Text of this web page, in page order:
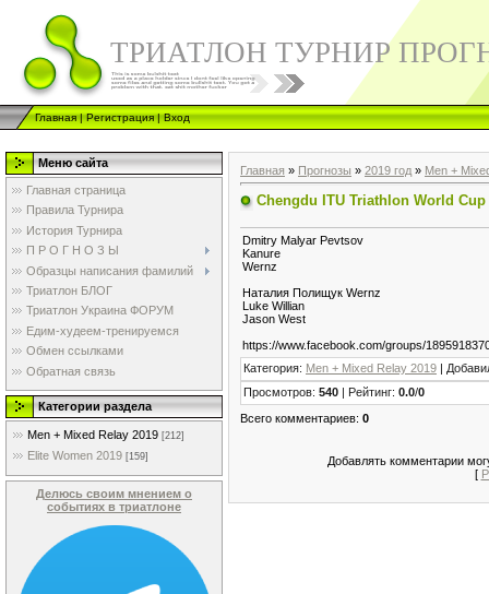
ТРИАТЛОН ТУРНИР
Главная|Регистрация|Вход
Меню сайта
Главная страница
Правила Турнира
История Турнира
П Р О Г Н О З Ы
Образцы написания фамилий
Триатлон БЛОГ
Триатлон Украина ФОРУМ
Едим-худеем-тренируемся
Обмен ссылками
Обратная связь
Категории раздела
Men + Mixed Relay 2019 [212]
Elite Women 2019 [159]
Делюсь своим мнением о
событиях в триатлоне
Главная » Прогнозы » 2019 год » Men +
Chengdu ITU Triathlon World
Dmitry Malyar Pevtsov
Kanure
Wernz
Наталия Полищук Wernz
Luke Willian
Jason West
https://www.facebook.com/groups/
Категория: Men + Mixed Relay 2019 |
Просмотров: 540 | Рейтинг: 0.0/0
Всего комментариев: 0
Добавлять комментарии
[